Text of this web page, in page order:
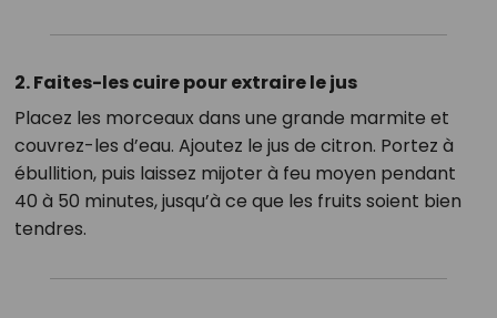
2. Faites-les cuire pour extraire le jus
Placez les morceaux dans une grande marmite et
couvrez-les d’eau. Ajoutez le jus de citron. Portez à
ébullition, puis laissez mijoter à feu moyen pendant
40 à 50 minutes, jusqu’à ce que les fruits soient bien
tendres.